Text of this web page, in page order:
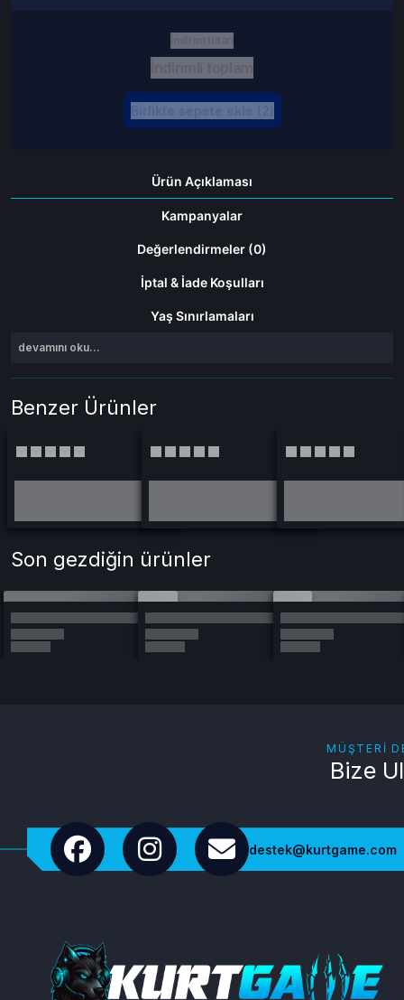
Ürün Açıklaması
Kampanyalar
Değerlendirmeler (0)
İptal & İade Koşulları
Yaş Sınırlamaları
devamını oku...
Benzer Ürünler
Son gezdiğin ürünler
MÜŞTERI
Bize
destek@kurtgame.com